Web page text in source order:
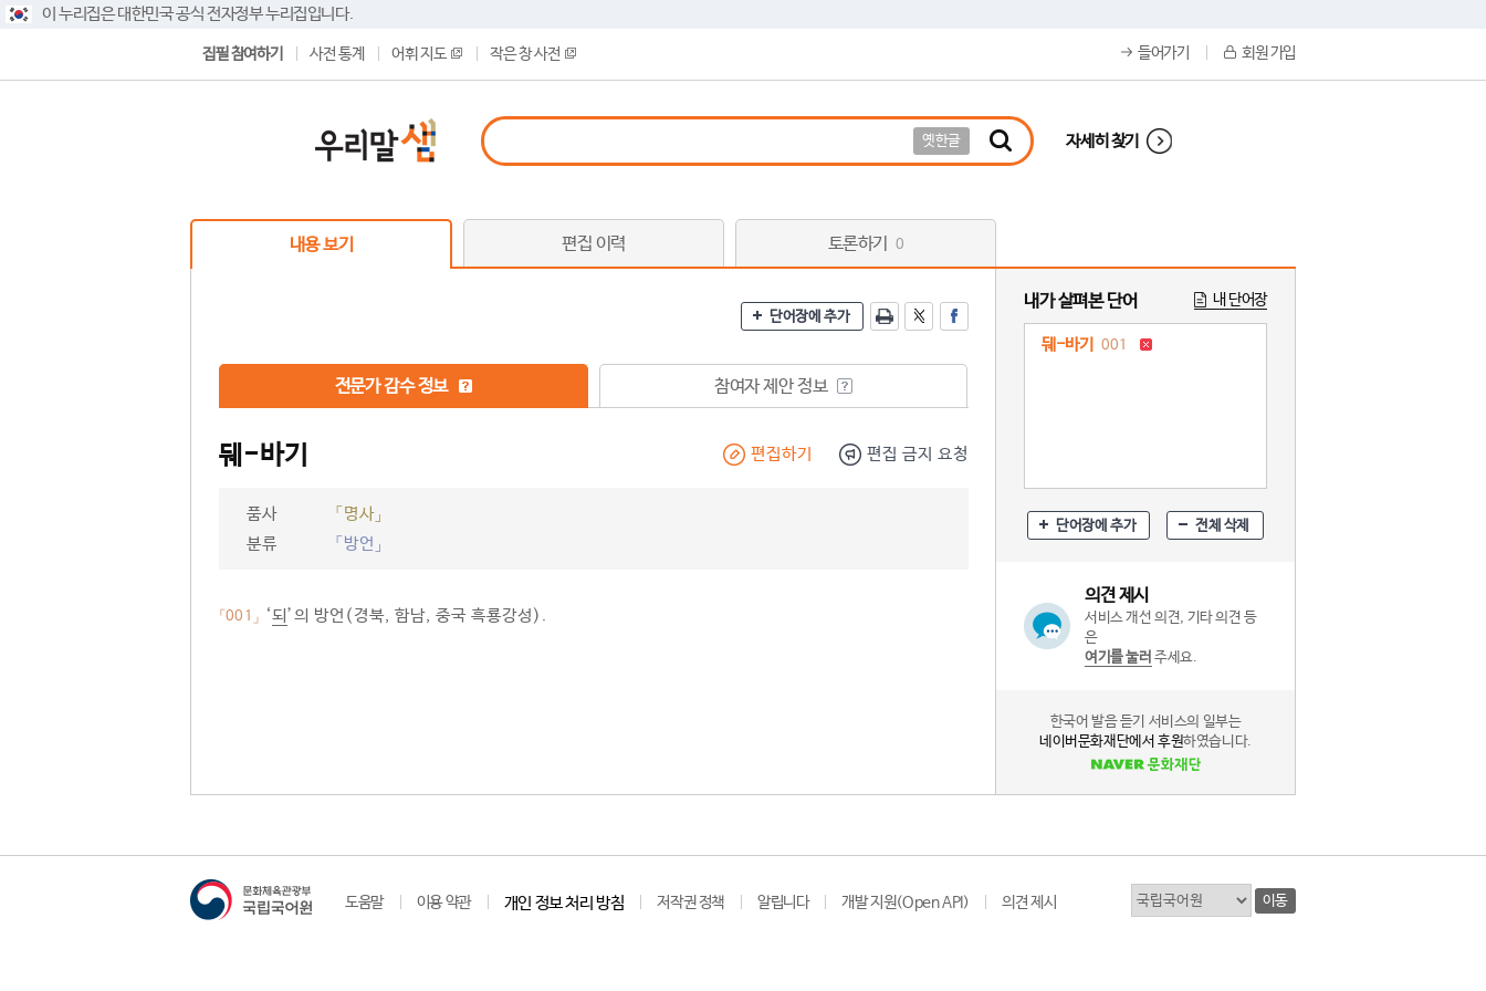
이 누리집은 대한민국 공식 전자정부 누리집입니다.
집필 참여하기 사전 통계 어휘 지도 작은 창 사전 들어가기 회원 가입
옛한글 자세히 찾기
내용 보기 편집 이력 토론하기 0
단어장에 추가
전문가 감수 정보 참여자 제안 정보
뒈-바기 편집하기 편집 금지 요청
품사
「명사」
분류
「방언」
「001」 ‘되 ’의 방언(경북, 함남, 중국 흑룡강성).
내가 살펴본 단어 내 단어장
뒈-바기 001
단어장에 추가 전체 삭제
의견 제시
서비스 개선 의견, 기타 의견 등
은
여기를 눌러 주세요.
한국어 발음 듣기 서비스의 일부는
네이버문화재단에서 후원하였습니다.
도움말 이용 약관 개인 정보 처리 방침 저작권 정책 알립니다 개발 지원(Open API) 의견 제시 이동